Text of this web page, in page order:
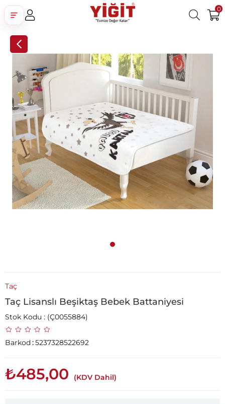
0
Google İle Bağlan
Taç
Taç Lisanslı Beşiktaş Bebek Battaniyesi
Stok Kodu (Ç0055884)
Barkod:5237328522692
₺485,00 (KDV Dahil)